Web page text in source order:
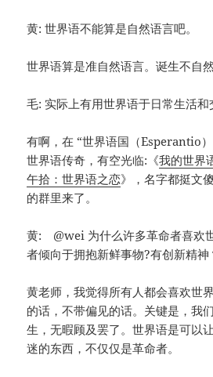
黄: 世界语不能算是自然语言吧。
世界语算是准自然语言。诞生不自
毛: 实际上有用世界语于日常生活和
有啊，在 “世界语国（Esperantio
世界语传奇，有空光临:《我的世界
午拾：世界语之恋》，名字都挺文
的群里来了。
黄: @wei 为什么许多革命者喜欢
者倾向于拥抱新鲜事物?有创新精神
黄老师，我觉得所有人都会喜欢世
的话，不带偏见的话。关键是，我
生，无暇顾及罢了。世界语是可以
迷的东西，不仅仅是革命者。